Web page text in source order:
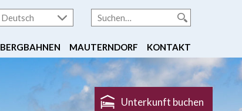
Deutsch
BERGBAHNEN MAUTERNDORF KONTAKT
Unterkunft buchen